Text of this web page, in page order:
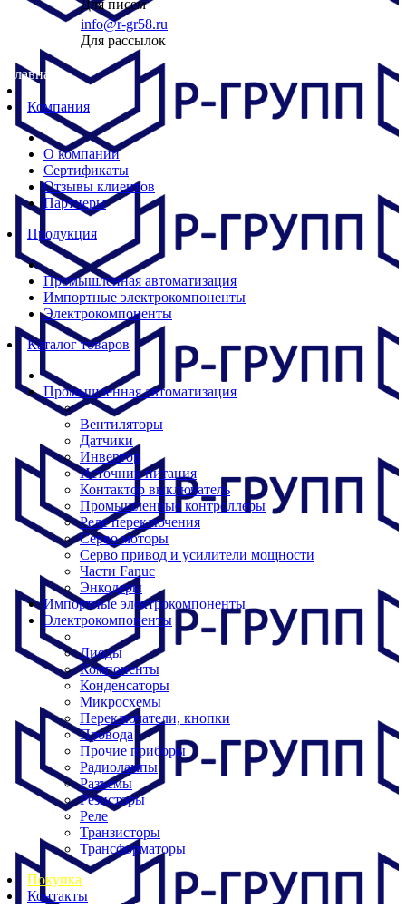
Для писем
info@r-gr58.ru
Для рассылок
Главная
Компания
О компании
Сертификаты
Отзывы клиентов
Партнеры
Продукция
Промышленная автоматизация
Импортные электрокомпоненты
Электрокомпоненты
Каталог товаров
Промышленная автоматизация
Вентиляторы
Датчики
Инвертор
Источник питания
Контактор выключатель
Промышленные контроллеры
Реле переключения
Серво моторы
Серво привод и усилители мощности
Части Fanuc
Энкодеры
Импортные электрокомпоненты
Электрокомпоненты
Диоды
Компоненты
Конденсаторы
Микросхемы
Переключатели, кнопки
Провода
Прочие приборы
Радиолампы
Разъемы
Резисторы
Реле
Транзисторы
Трансформаторы
Покупка
Контакты